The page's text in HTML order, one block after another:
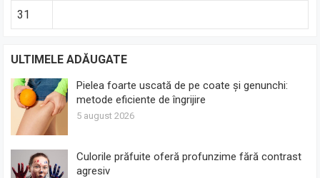
31
ULTIMELE ADĂUGATE
Pielea foarte uscată de pe coate și genunchi:
metode eficiente de îngrijire
5 august 2026
Culorile prăfuite oferă profunzime fără contrast
agresiv